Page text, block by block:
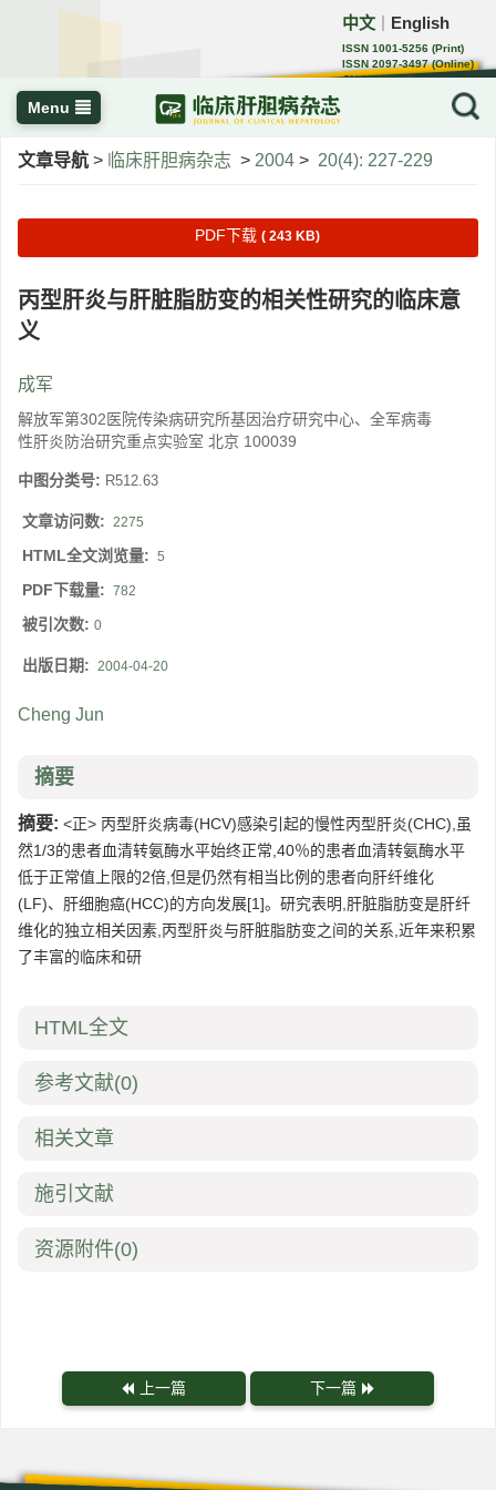
中文 English
ISSN 1001-5256 (Print)
ISSN 2097-3497 (Online)
CN 22-1108/R
Menu
文章导航 > 临床肝胆病杂志 > 2004 > 20(4): 227-229
PDF下载 ( 243 KB)
丙型肝炎与肝脏脂肪变的相关性研究的临床意
义
成军
解放军第302医院传染病研究所基因治疗研究中心、全军病毒
性肝炎防治研究重点实验室 北京 100039
中图分类号: R512.63
文章访问数: 2275
HTML全文浏览量: 5
PDF下载量: 782
被引次数: 0
出版日期: 2004-04-20
Cheng Jun
摘要
摘要: <正> 丙型肝炎病毒(HCV)感染引起的慢性丙型肝炎(CHC),虽
然1/3的患者血清转氨酶水平始终正常,40％的患者血清转氨酶水平
低于正常值上限的2倍,但是仍然有相当比例的患者向肝纤维化
(LF)、肝细胞癌(HCC)的方向发展[1]。研究表明,肝脏脂肪变是肝纤
维化的独立相关因素,丙型肝炎与肝脏脂肪变之间的关系,近年来积累
了丰富的临床和研
HTML全文
参考文献(0)
相关文章
施引文献
资源附件(0)
上一篇 下一篇